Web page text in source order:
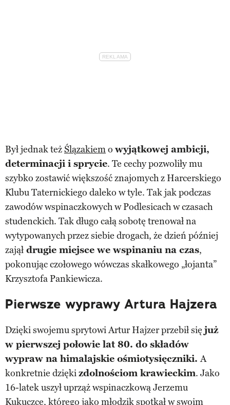
Był jednak teżŚlązakiemo wyjątkowej ambicji,
determinacji i sprycie. Te cechy pozwoliły mu
szybko zostawić większość znajomych z Harcerskiego
Klubu Taternickiego daleko w tyle. Tak jak podczas
zawodów wspinaczkowych w Podlesicach w czasach
studenckich. Tak długo całą sobotę trenował na
wytypowanych przez siebie drogach, że dzień później
zajął drugie miejsce we wspinaniu na czas,
pokonując czołowego wówczas skałkowego „łojanta”
Krzysztofa Pankiewicza.
Pierwsze wyprawy Artura Hajzera
Dzięki swojemu sprytowi Artur Hajzer przebił się już
w pierwszej połowie lat 80. do składów
wypraw na himalajskie ośmiotysięczniki.A
konkretnie dziękizdolnościom krawieckim. Jako
16-latek uszył uprząż wspinaczkową Jerzemu
Kukuczce, którego jako młodzik spotkał w swoim